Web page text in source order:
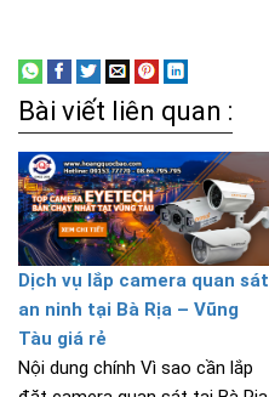
Bài viết liên quan :
Dịch vụ lắp camera quan sát
an ninh tại Bà Rịa – Vũng
Tàu giá rẻ
Nội dung chính Vì sao cần lắp